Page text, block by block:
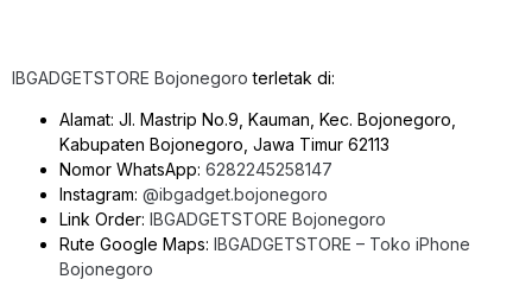
IBGADGETSTORE Bojonegoro terletak di:
Alamat: Jl. Mastrip No.9, Kauman, Kec. Bojonegoro,
Kabupaten Bojonegoro, Jawa Timur 62113
Nomor WhatsApp: 6282245258147
Instagram: @ibgadget.bojonegoro
Link Order: IBGADGETSTORE Bojonegoro
Rute Google Maps: IBGADGETSTORE – Toko iPhone
Bojonegoro